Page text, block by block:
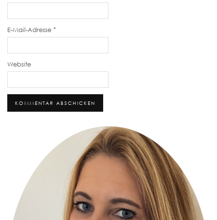
E-Mail-Adresse *
Website